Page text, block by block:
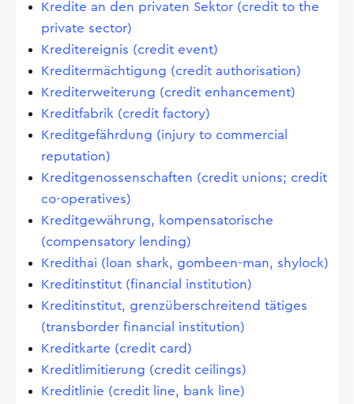
Kredite an den privaten Sektor (credit to the
private sector)
Kreditereignis (credit event)
Kreditermächtigung (credit authorisation)
Krediterweiterung (credit enhancement)
Kreditfabrik (credit factory)
Kreditgefährdung (injury to commercial
reputation)
Kreditgenossenschaften (credit unions; credit
co-operatives)
Kreditgewährung, kompensatorische
(compensatory lending)
Kredithai (loan shark, gombeen-man, shylock)
Kreditinstitut (financial institution)
Kreditinstitut, grenzüberschreitend tätiges
(transborder financial institution)
Kreditkarte (credit card)
Kreditlimitierung (credit ceilings)
Kreditlinie (credit line, bank line)